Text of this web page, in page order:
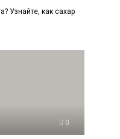
Узнайте, как сахар
0